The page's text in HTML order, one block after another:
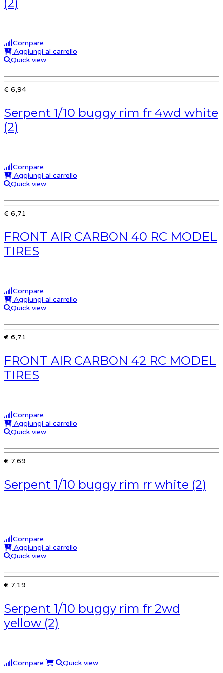
(2)
Compare
Aggiungi al carrello
Quick view
€ 6,94
Serpent 1/10 buggy rim fr 4wd white
(2)
Compare
Aggiungi al carrello
Quick view
€ 6,71
FRONT AIR CARBON 40 RC MODEL
TIRES
Compare
Aggiungi al carrello
Quick view
€ 6,71
FRONT AIR CARBON 42 RC MODEL
TIRES
Compare
Aggiungi al carrello
Quick view
€ 7,69
Serpent 1/10 buggy rim rr white (2)
Compare
Aggiungi al carrello
Quick view
€ 7,19
Serpent 1/10 buggy rim fr 2wd
yellow (2)
Compare Quick view